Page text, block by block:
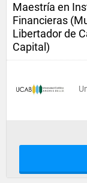
Maestría en
Financieras
Libertador de
Capital)